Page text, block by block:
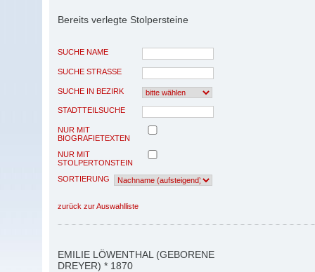
Bereits verlegte Stolpersteine
SUCHE NAME
SUCHE STRASSE
SUCHE IN BEZIRK
STADTTEILSUCHE
NUR MIT
BIOGRAFIETEXTEN
NUR MIT
STOLPERTONSTEIN
SORTIERUNG
zurück zur Auswahlliste
EMILIE LÖWENTHAL (GEBORENE
DREYER) * 1870